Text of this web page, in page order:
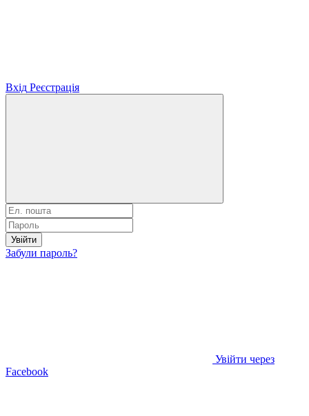
Вхід Реєстрація
Увійти
Забули пароль?
Увійти через
Facebook